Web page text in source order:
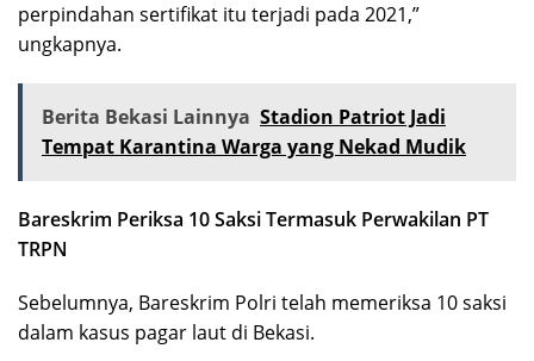
perpindahan sertifikat itu terjadi pada 2021,”
ungkapnya.
Berita Bekasi Lainnya Stadion Patriot Jadi
Tempat Karantina Warga yang Nekad Mudik
Bareskrim Periksa 10 Saksi Termasuk Perwakilan PT
TRPN
Sebelumnya, Bareskrim Polri telah memeriksa 10 saksi
dalam kasus pagar laut di Bekasi.